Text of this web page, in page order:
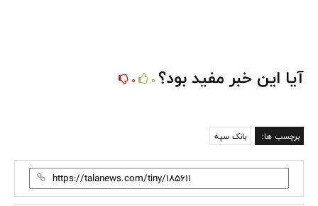
آیا این خبر مفید بود؟ 0
0
برچسب ها: بانک سپه